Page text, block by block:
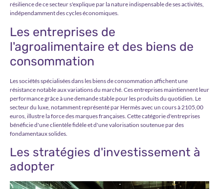
résilience de ce secteur s'explique par la nature indispensable de ses activités,
indépendamment des cycles économiques.
Les entreprises de
l'agroalimentaire et des biens de
consommation
Les sociétés spécialisées dans les biens de consommation affichent une
résistance notable aux variations du marché. Ces entreprises maintiennent leur
performance grâce à une demande stable pour les produits du quotidien. Le
secteur du luxe, notamment représenté par Hermès avec un cours à 2105,00
euros, illustre la force des marques françaises. Cette catégorie d'entreprises
bénéficie d'une clientèle fidèle et d'une valorisation soutenue par des
fondamentaux solides.
Les stratégies d'investissement à
adopter